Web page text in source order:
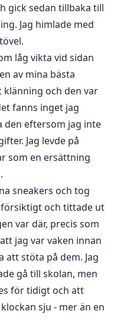
gick sedan tillbaka till
Jag himlade med
låg vikta vid sidan
av mina bästa
och den var
fanns inget jag
den eftersom jag inte
Jag levde på
som en ersättning
sneakers och tog
försiktigt och tittade ut
var där, precis som
jag var vaken innan
stöta på dem. Jag
gå till skolan, men
för tidigt och att
sju - mer än en